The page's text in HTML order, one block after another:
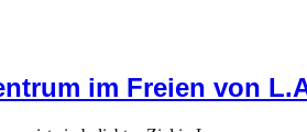
im Freien von